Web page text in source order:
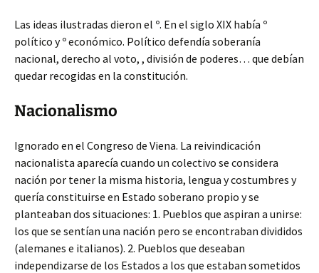
Las ideas ilustradas dieron el º. En el siglo XIX había º
político y º económico. Político defendía soberanía
nacional, derecho al voto, , división de poderes… que debían
quedar recogidas en la constitución.
Nacionalismo
Ignorado en el Congreso de Viena. La reivindicación
nacionalista aparecía cuando un colectivo se considera
nación por tener la misma historia, lengua y costumbres y
quería constituirse en Estado soberano propio y se
planteaban dos situaciones: 1. Pueblos que aspiran a unirse:
los que se sentían una nación pero se encontraban divididos
(alemanes e italianos). 2. Pueblos que deseaban
independizarse de los Estados a los que estaban sometidos